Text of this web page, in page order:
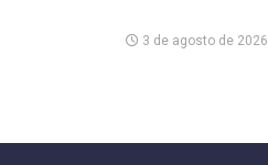
3 de agosto de 2026